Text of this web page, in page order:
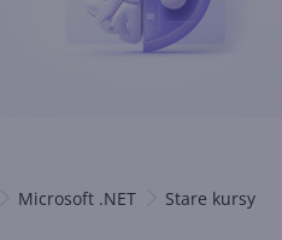
Microsoft .NET Stare kursy